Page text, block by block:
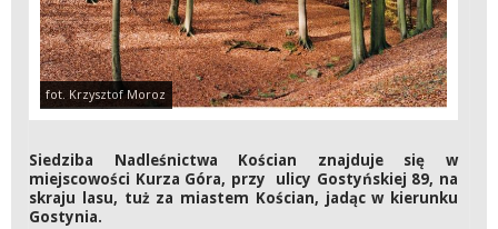
fot. Krzysztof Moroz
Siedziba Nadleśnictwa Kościan znajduje się w
miejscowości Kurza Góra, przy ulicy Gostyńskiej 89, na
skraju lasu, tuż za miastem Kościan, jadąc w kierunku
Gostynia.